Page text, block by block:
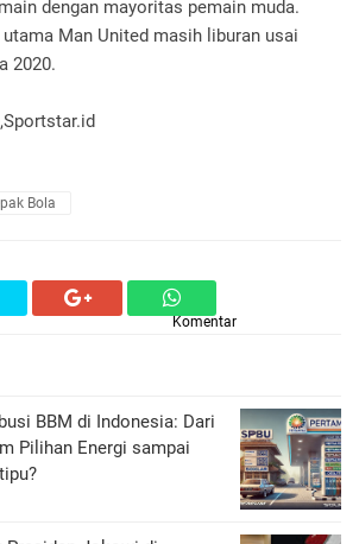
dengan mayoritas pemain muda.
utama Man United masih liburan usai
2020.
Bola
Komentar
BBM di Indonesia: Dari
Pilihan Energi sampai